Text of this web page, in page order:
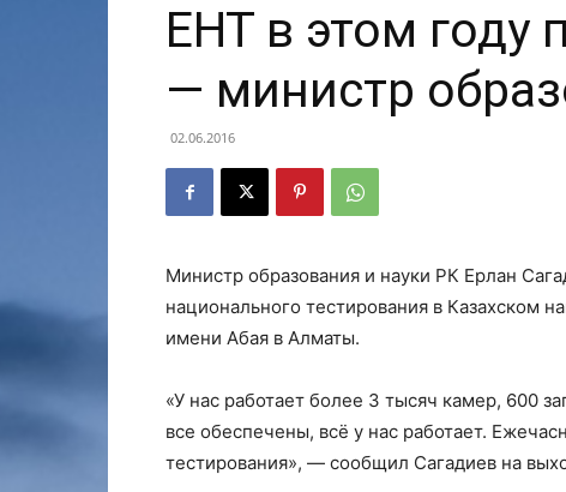
ЕНТ в этом году
— министр
02.06.2016
Министр образования и науки РК Ерлан
национального тестирования в Казахском
имени Абая в Алматы.
«У нас работает более 3 тысяч камер, 600
все обеспечены, всё у нас работает.
тестирования», — сообщил Сагадиев на